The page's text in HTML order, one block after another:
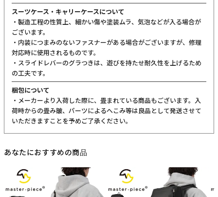
スーツケース・キャリーケースについて
・製造工程の性質上、細かい傷や塗装ムラ、気泡などが入る場合が
ございます。
・内装につまみのないファスナーがある場合がございますが、修理
対応時に使用されるものです。
・スライドレバーのグラつきは、遊びを持たせ耐久性を上げるため
の工夫です。
梱包について
・メーカーより入荷した際に、畳まれている商品もございます。入
荷時からの畳み皺、パーツによるへこみ等は良品として発送させて
いただきますことを予めご了承ください。
あなたにおすすめの商品